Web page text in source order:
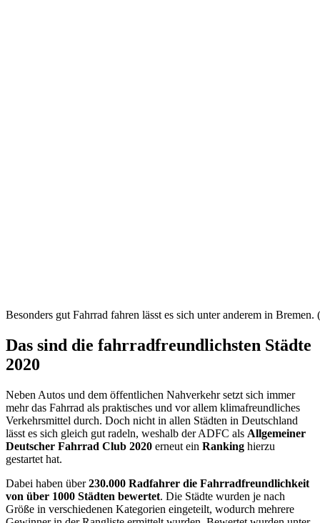
Besonders gut Fahrrad fahren lässt es sich unter anderem in
Das sind die fahrradfreundlichsten Städte
2020
Neben Autos und dem öffentlichen Nahverkehr setzt sich immer
mehr das Fahrrad als praktisches und vor allem klimafreundliches
Verkehrsmittel durch. Doch nicht in allen Städten in Deutschland
lässt es sich gleich gut radeln, weshalb der ADFC als Allgemeiner
Deutscher Fahrrad Club 2020 erneut ein Ranking hierzu
gestartet hat.
Dabei haben über230.000 Radfahrer die Fahrradfreundlichkeit
von über 1000 Städten bewertet. Die Städte wurden je nach
Größe in verschiedenen Kategorien eingeteilt, wodurch mehrere